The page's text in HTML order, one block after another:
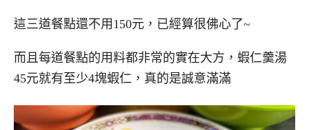
這三道餐點還不用150元，已經算很佛心了~
而且每道餐點的用料都非常的實在大方，蝦仁羹湯
45元就有至少4塊蝦仁，真的是誠意滿滿